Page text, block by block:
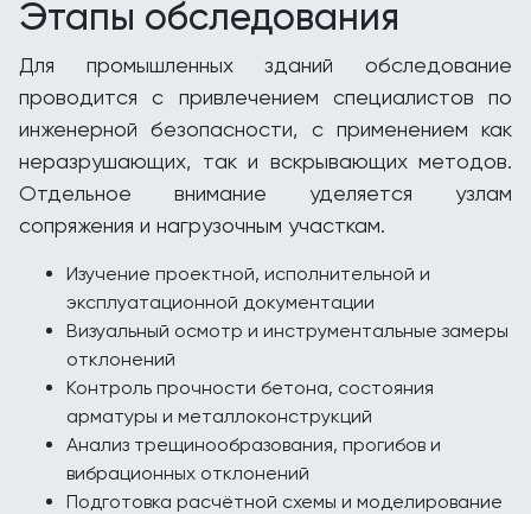
Этапы обследования
Для промышленных зданий обследование
проводится с привлечением специалистов по
инженерной безопасности, с применением как
неразрушающих, так и вскрывающих методов.
Отдельное внимание уделяется узлам
сопряжения и нагрузочным участкам.
Изучение проектной, исполнительной и
эксплуатационной документации
Визуальный осмотр и инструментальные замеры
отклонений
Контроль прочности бетона, состояния
арматуры и металлоконструкций
Анализ трещинообразования, прогибов и
вибрационных отклонений
Подготовка расчётной схемы и моделирование